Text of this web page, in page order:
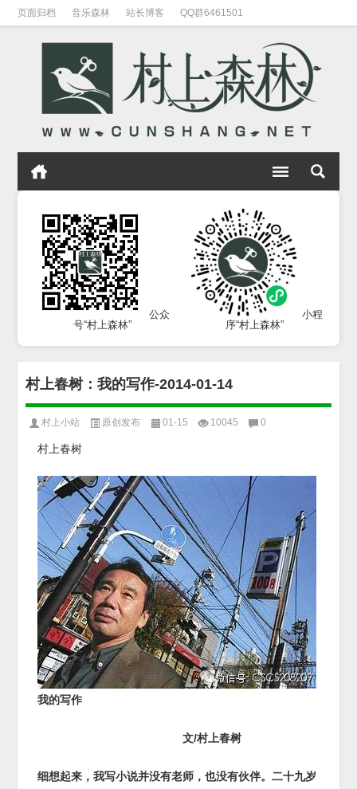
页面归档 音乐森林 站长博客 QQ群6461501
公众
号“村上森林”
小程
序“村上森林”
村上春树：我的写作-2014-01-14
村上小站 原创发布 01-15 10045 0
村上春树
我的写作
文/村上春树
细想起来，我写小说并没有老师，也没有伙伴。二十九岁